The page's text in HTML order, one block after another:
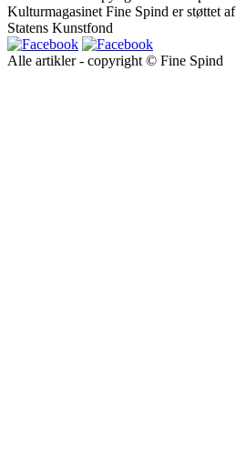
Kulturmagasinet Fine Spind er støttet af
Statens Kunstfond
Alle artikler - copyright © Fine Spind